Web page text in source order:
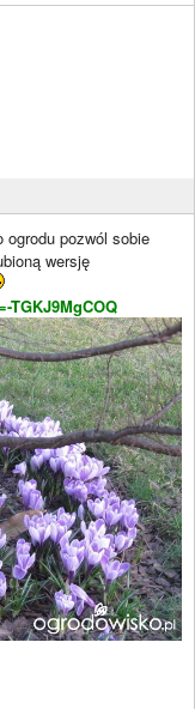
ogrodu pozwól sobie
wersję